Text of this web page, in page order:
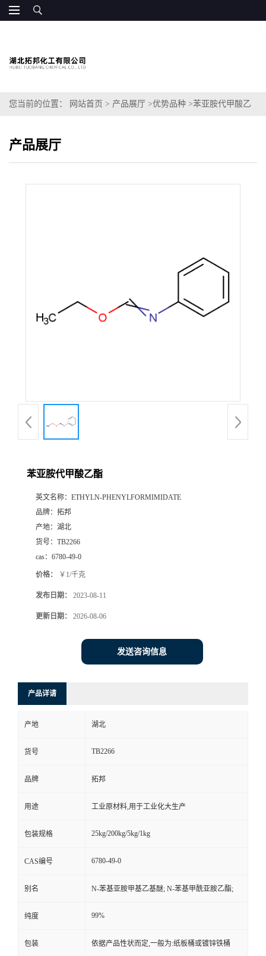
您当前的位置： 网站首页 > 产品展厅 >优势品种 >苯亚胺代甲酸乙
产品展厅
苯亚胺代甲酸乙酯
英文名称： ETHYLN-PHENYLFORMIMIDATE
品牌： 拓邦
产地： 湖北
货号： TB2266
cas： 6780-49-0
价格： ￥1/千克
发布日期： 2023-08-11
更新日期： 2026-08-06
发送咨询信息
产品详请
产地 湖北
货号 TB2266
品牌 拓邦
用途 工业原材料,用于工业化大生产
包装规格 25kg/200kg/5kg/1kg
CAS编号 6780-49-0
别名 N-苯基亚胺甲基乙基醚; N-苯基甲酰亚胺乙酯;
纯度 99%
包装 依据产品性状而定,一般为:纸板桶或镀锌铁桶